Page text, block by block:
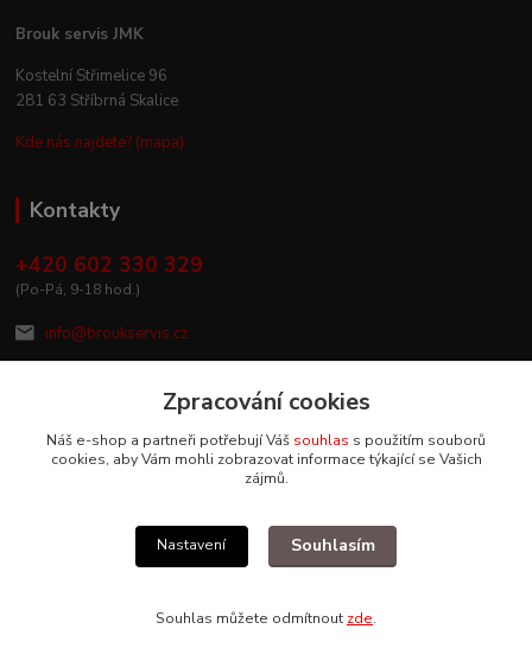
Brouk servis JMK
Kostelní Střimelice 96
281 63 Stříbrná Skalice
Kde nás najdete? (mapa)
Kontakty
+420 602 330 329
(Po-Pá, 9-18 hod.)
info@broukservis.cz
Upravit sběr cookies.
Zpracování cookies
Náš e-shop a partneři potřebují Váš souhlas s použitím souborů
cookies, aby Vám mohli zobrazovat informace týkající se Vašich
zájmů.
Nastavení Souhlasím
Souhlas můžete odmítnout zde.